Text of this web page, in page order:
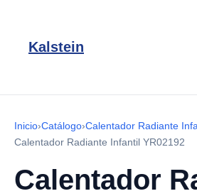
Kalstein
Inicio›Catálogo›Calentador Radiante
Calentador Radiante Infantil YR02192
Calentador